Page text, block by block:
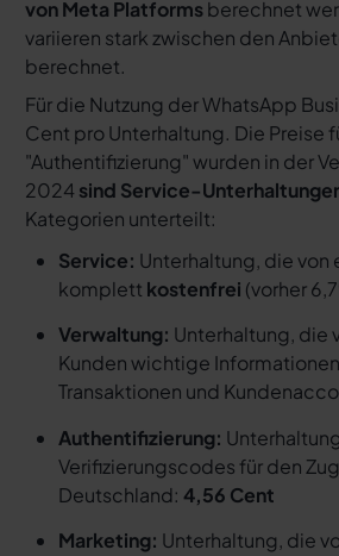
von Meta Platformsberechnet
variieren stark zwischen den
berechnet.
Für die Nutzung der WhatsApp
Cent pro Unterhaltung. Die Preise
"Authentifizierung" wurden in der
2024 sind Service-
Kategorien unterteilt:
Service: Unterhaltung, die von
komplett kostenfrei (vorher
Verwaltung: Unterhaltung, die
Kunden wichtige
Transaktionen und
Authentifizierung:
Verifizierungscodes für den
Deutschland: 4,56 Cent
Marketing: Unterhaltung, die